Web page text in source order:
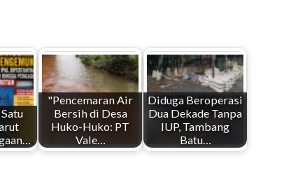
"Pencemaran Air
Bersih di Desa
Huko-Huko: PT
Vale…
Diduga Beroperasi
Dua Dekade Tanpa
IUP, Tambang
Batu…